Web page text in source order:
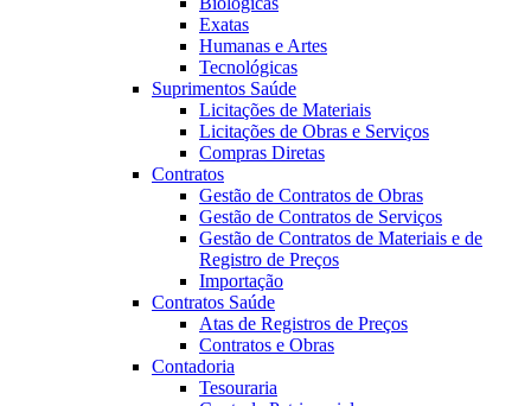
Exatas
Humanas e Artes
Tecnológicas
Suprimentos Saúde
Licitações de Materiais
Licitações de Obras e Serviços
Compras Diretas
Contratos
Gestão de Contratos de Obras
Gestão de Contratos de Serviços
Gestão de Contratos de Materiais e de
Registro de Preços
Importação
Contratos Saúde
Atas de Registros de Preços
Contratos e Obras
Contadoria
Tesouraria